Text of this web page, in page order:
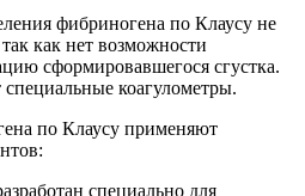
фибриногена по Клаусу не
как нет возможности
сформировавшегося сгустка.
коагулометры.
по Клаусу применяют
специально для